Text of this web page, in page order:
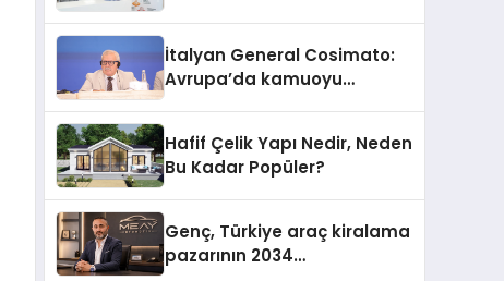
İtalyan General Cosimato:
Avrupa’da kamuoyu
Hafif Çelik Yapı Nedir, Neden
Bu Kadar Popüler?
Genç, Türkiye araç kiralama
pazarının 2034